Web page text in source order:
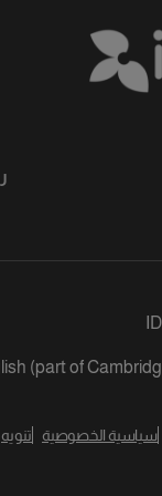
(part of
سياسية الخصوصية تنويه